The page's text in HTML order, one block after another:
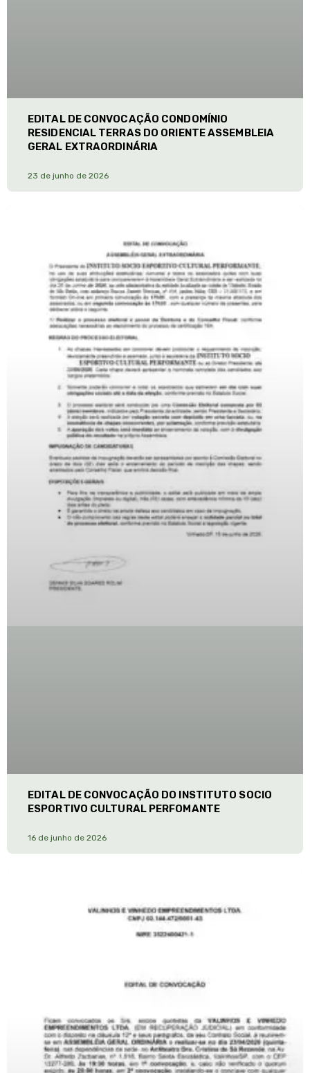
EDITAL DE CONVOCAÇÃO CONDOMÍNIO
RESIDENCIAL TERRAS DO ORIENTE ASSEMBLEIA
GERAL EXTRAORDINÁRIA
23 de junho de 2026
EDITAL DE CONVOCAÇÃO DO INSTITUTO SOCIO
ESPORTIVO CULTURAL PERFOMANTE
16 de junho de 2026